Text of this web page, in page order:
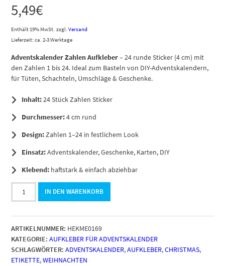
5,49€
Enthält 19% MwSt. zzgl.Versand
Lieferzeit: ca. 2-3 Werktage
Adventskalender Zahlen Aufkleber– 24 runde Sticker (4 cm) mit
den Zahlen 1 bis 24. Ideal zum Basteln von DIY-Adventskalendern,
für Tüten, Schachteln, Umschläge & Geschenke.
Inhalt:24 Stück Zahlen Sticker
Durchmesser:4 cm rund
Design:Zahlen 1–24 in festlichem Look
Einsatz:Adventskalender, Geschenke, Karten, DIY
Klebend: haftstark & einfach abziehbar
Adventskalender-
Zahlen
1
bis
24
/
Vintage
IN DEN WARENKORB
ARTIKELNUMMER: HEKME0169
KATEGORIE: AUFKLEBER FÜR ADVENTSKALENDER
SCHLAGWÖRTER: ADVENTSKALENDER,AUFKLEBER,CHRISTMAS,
ETIKETTE,WEIHNACHTEN